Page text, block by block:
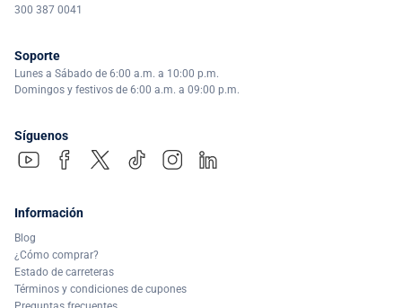
300 387 0041
Soporte
Lunes a Sábado de 6:00 a.m. a 10:00 p.m.
Domingos y festivos de 6:00 a.m. a 09:00 p.m.
Síguenos
Información
Blog
¿Cómo comprar?
Estado de carreteras
Términos y condiciones de cupones